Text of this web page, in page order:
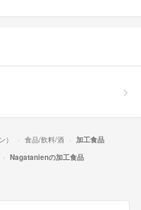
） 食品/飲料/酒
加工食品
Nagatanienの加工食品